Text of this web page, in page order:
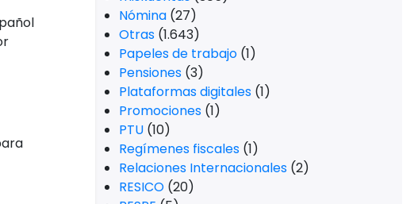
Nómina (27)
Otras (1.643)
Papeles de trabajo (1)
Pensiones (3)
Plataformas digitales (1)
Promociones (1)
PTU (10)
Regímenes fiscales (1)
Relaciones Internacionales (2)
RESICO (20)